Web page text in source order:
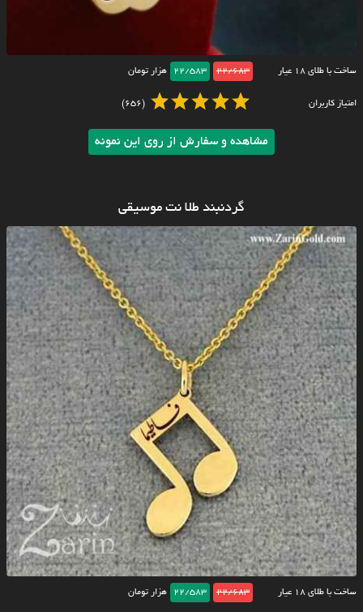
ساخت با طلای ۱۸ عیار 22/683
22/583 هزار تومان
امتیاز کاربران (656)
مشاهده و سفارش از روی این نمونه
گردنبند طلا نت موسیقی
ساخت با طلای ۱۸ عیار 22/683
22/583 هزار تومان